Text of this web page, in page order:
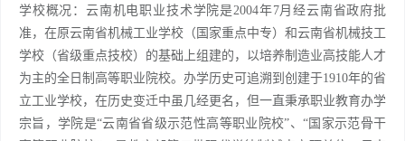
学校概况：云南机电职业技术学院是2004年7月经云南省政府批
准，在原云南省机械工业学校（国家重点中专）和云南省机械技工
学校（省级重点技校）的基础上组建的，以培养制造业高技能人才
为主的全日制高等职业院校。办学历史可追溯到创建于1910年的省
立工业学校，在历史变迁中虽几经更名，但一直秉承职业教育办学
宗旨，学院是“云南省省级示范性高等职业院校”、“国家示范骨干